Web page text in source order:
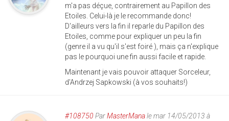
m'a pas déçue, contrairement au Papillon des
Etoiles. Celui-là je le recommande donc!
D'ailleurs vers la fin il reparle du Papillon des
Etoiles, comme pour expliquer un peu la fin
(genre il a vu qu'il s'est foiré ), mais ça n'explique
pas le pourquoi une fin aussi facile et rapide.
Maintenant je vais pouvoir attaquer Sorceleur,
d'Andrzej Sapkowski (à vos souhaits!)
#108750 ParMasterManale mar 14/05/2013 à